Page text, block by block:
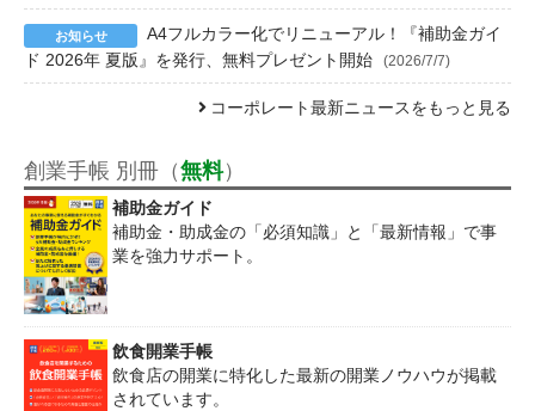
A4フルカラー化でリニューアル！『補助金ガイ
ド 2026年 夏版』を発行、無料プレゼント開始
(2026/7/7)
コーポレート最新ニュースをもっと見る
創業手帳 別冊（無料）
補助金ガイド
補助金・助成金の「必須知識」と「最新情報」で事
業を強力サポート。
飲食開業手帳
飲食店の開業に特化した最新の開業ノウハウが掲載
されています。